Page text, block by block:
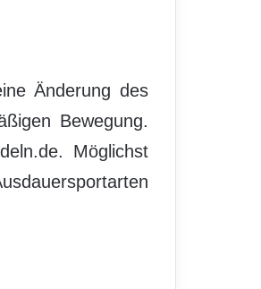
Änderung des
Bewegung.
Möglichst